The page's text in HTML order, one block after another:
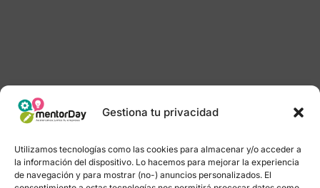
Gestiona tu privacidad
Utilizamos tecnologías como las cookies para almacenar y/o acceder a
la información del dispositivo. Lo hacemos para mejorar la experiencia
de navegación y para mostrar (no-) anuncios personalizados. El